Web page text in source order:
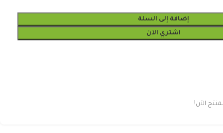
إضافة إلى السلة
اشتري الآن
الآن!